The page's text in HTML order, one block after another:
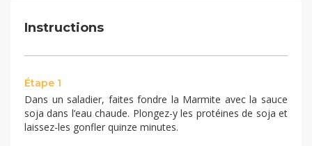
Instructions
Étape 1
Dans un saladier, faites fondre la Marmite avec la sauce
soja dans l’eau chaude. Plongez-y les protéines de soja et
laissez-les gonfler quinze minutes.